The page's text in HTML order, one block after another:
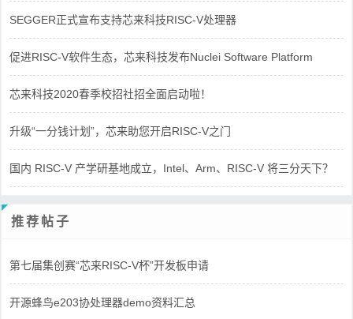
SEGGER正式宣布支持芯来科技RISC-V处理器
促进RISC-V软件生态，芯来科技发布Nuclei Software Platform
芯来科技2020春季校招社招全面启动啦！
升级“一分钱计划”，芯来助您开启RISC-V之门
国内 RISC-V 产学研基地成立，Intel、Arm、RISC-V 将三分天下？
推荐帖子
第七届集创赛“芯来RISC-V杯”开发板申请
开源蜂鸟e203协处理器demo资料汇总